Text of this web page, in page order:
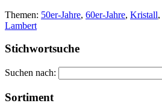
Themen: 50er-Jahre, 60er-Jahre, Kristall,
Lambert
Stichwortsuche
Suchen nach:
Sortiment